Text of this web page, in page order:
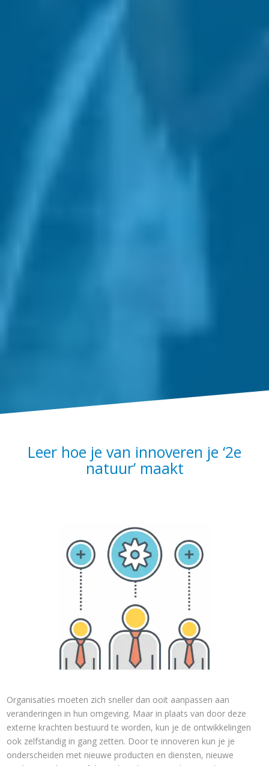
Leer hoe je van innoveren je ‘2e
natuur’ maakt
Organisaties moeten zich sneller dan ooit aanpassen aan
veranderingen in hun omgeving. Maar in plaats van door deze
externe krachten bestuurd te worden, kun je de ontwikkelingen
ook zelfstandig in gang zetten. Door te innoveren kun je je
onderscheiden met nieuwe producten en diensten, nieuwe